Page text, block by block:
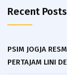
Recent Posts
PSIM JOGJA
PERTAJAM LINI